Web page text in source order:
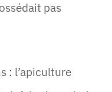
pas
: l’apiculture